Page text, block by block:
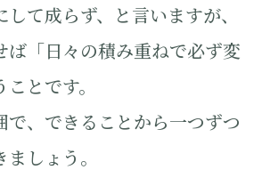
て成らず、と言いますが、
ば「日々の積み重ねで必ず変
とです。
で、できることから一つずつ
しょう。